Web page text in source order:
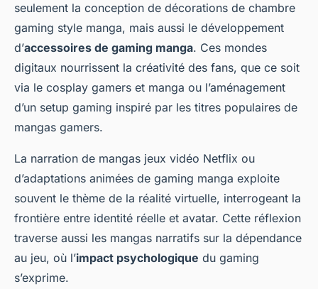
seulement la conception de décorations de chambre
gaming style manga, mais aussi le développement
d’accessoires de gaming manga. Ces mondes
digitaux nourrissent la créativité des fans, que ce soit
via le cosplay gamers et manga ou l’aménagement
d’un setup gaming inspiré par les titres populaires de
mangas gamers.
La narration de mangas jeux vidéo Netflix ou
d’adaptations animées de gaming manga exploite
souvent le thème de la réalité virtuelle, interrogeant la
frontière entre identité réelle et avatar. Cette réflexion
traverse aussi les mangas narratifs sur la dépendance
au jeu, où l’impact psychologique du gaming
s’exprime.